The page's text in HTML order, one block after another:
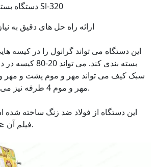
دستگاه بسته بندی گرانول پرکن Sl-320
ارائه راه حل های دقیق به
بسته بندی کند. می
مهر و موم 4 طرفه نیز می تواند سفارشی شود.
این دستگاه از فولاد ضد زنگ ساخته
فیلم آن ≤۳۰ سانتی متر است.